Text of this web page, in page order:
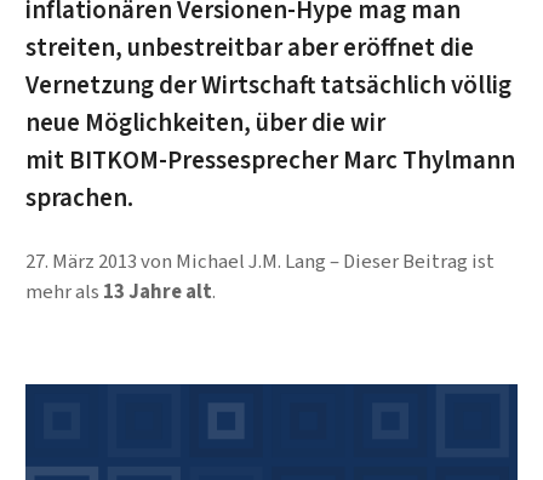
inflationären Versionen-Hype mag man
streiten, unbestreitbar aber eröffnet die
Vernetzung der Wirtschaft tatsächlich völlig
neue Möglichkeiten, über die wir
mit BITKOM-Pressesprecher Marc Thylmann
sprachen.
27. März 2013von Michael J.M. Lang
Dieser Beitrag ist
mehr als 13 Jahre alt.